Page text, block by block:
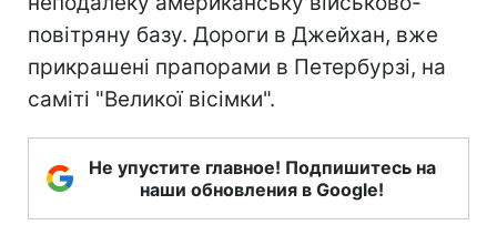
повітряну базу. Дороги в Джейхан, вже
прикрашені прапорами в Петербурзі, на
саміті "Великої вісімки".
Не упустите главное! Подпишитесь на
наши обновления в Google!